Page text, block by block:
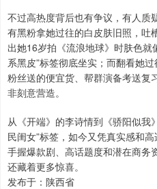
不过高热度背后也有争议，有人质
有黑粉拿她过往的白皮肤旧照，吐
出她16岁拍《流浪地球》时肤色
系黑皮”标签彻底坐实；而翻看她
粉丝送的便宜货、帮群演备考送复
非刻意营造。
从《开端》的李诗情到《骄阳似我
民闺女”标签，如今又凭真实感和
手握爆款剧、高话题度和潜在商务
还藏着更多惊喜。
发布于：陕西省